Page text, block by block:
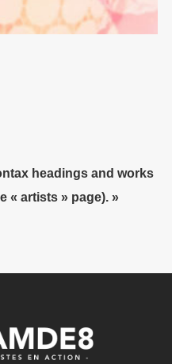
headings and works
« artists » page). »